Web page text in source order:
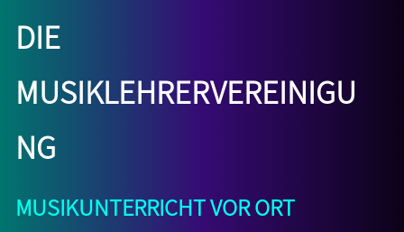
Die
Musiklehrervereinigu
ng
Musikunterricht vor Ort